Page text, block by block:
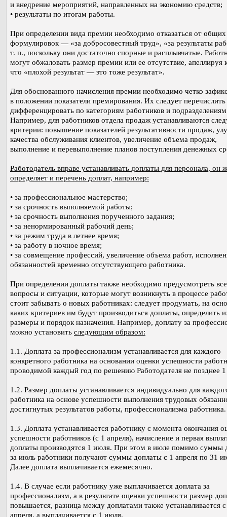
и внедрение мероприятий, направленных на экономию средств;
• результаты по итогам работы.
При определении вида премии необходимо отказаться от общих
формулировок — «за добросовестный труд», «за результаты
т. п., поскольку они достаточно спорные и расплывчатые.
могут обжаловать размер премии или ее отсутствие, апеллируя
что «плохой результат — это тоже результат».
Для обоснованного начисления премии необходимо четко
в положении показатели премирования. Их следует перечислить
дифференцировать по категориям работников и
Например, для работников отдела продаж устанавливаются
критерии: повышение показателей результативности продаж,
качества обслуживания клиентов, увеличение объема продаж,
выполнение и перевыполнение планов поступления денежных
Работодатель вправе устанавливать доплаты для персонала, он
определяет и перечень доплат, например:
• за профессиональное мастерство;
• за срочность выполняемой работы;
• за срочность выполнения порученного задания;
• за ненормированный рабочий день;
• за режим труда в летнее время;
• за работу в ночное время;
• за совмещение профессий, увеличение объема работ,
обязанностей временно отсутствующего работника.
При определении доплаты также необходимо предусмотреть все
вопросы и ситуации, которые могут возникнуть в процессе
стоит забывать о новых работниках: следует продумать, на
каких критериев им будут производиться доплаты, определить
размеры и порядок назначения. Например, доплату за
можно установить следующим образом:
1.1. Доплата за профессионализм устанавливается для каждого
конкретного работника на основании оценки успешности
проводимой каждый год по решению Работодателя не позднее 1
1.2. Размер доплаты устанавливается индивидуально для
работника на основе успешности выполнения трудовых
достигнутых результатов работы, профессионализма работника.
1.3. Доплата устанавливается работнику с момента окончания
успешности работников (с 1 апреля), начисление и первая
доплаты производятся 1 июля. При этом в июле помимо суммы
за июль работники получают суммы доплаты с 1 апреля по 31
Далее доплата выплачивается ежемесячно.
1.4. В случае если работнику уже выплачивается доплата за
профессионализм, а в результате оценки успешности размер
повышается, разница между доплатами также устанавливается
апреля, а выплачивается с 1 июля.